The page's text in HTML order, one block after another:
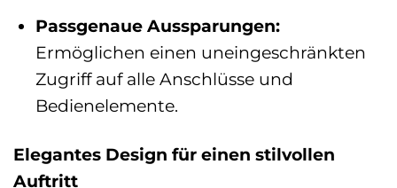
Passgenaue Aussparungen:
Ermöglichen einen uneingeschränkten
Zugriff auf alle Anschlüsse und
Bedienelemente.
Elegantes Design für einen stilvollen
Auftritt